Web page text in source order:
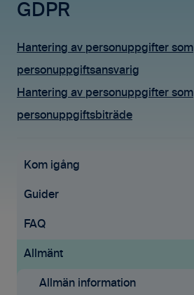
GDPR
Hantering av personuppgifter som
personuppgiftsansvarig
Hantering av personuppgifter som
personuppgiftsbiträde
Kom igång
Uppstartsguide
Grundinställningar
Ekonomisystem
Tid & Kvitton
Guider
För administratörer
Konto & Betalning
Licenser
FAQ
Tid & Kvitton
Fakturering
Allmänt
Allmän information